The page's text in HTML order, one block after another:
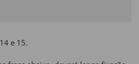
e 15.